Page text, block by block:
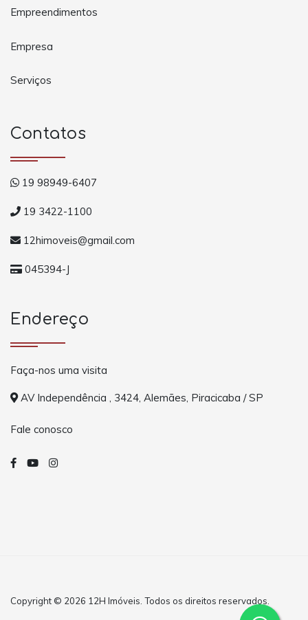
Empreendimentos
Empresa
Serviços
Contatos
19 98949-6407
19 3422-1100
12himoveis@gmail.com
045394-J
Endereço
Faça-nos uma visita
AV Independência , 3424, Alemães, Piracicaba / SP
Fale conosco
Copyright © 2026 12H Imóveis. Todos os direitos reservados.